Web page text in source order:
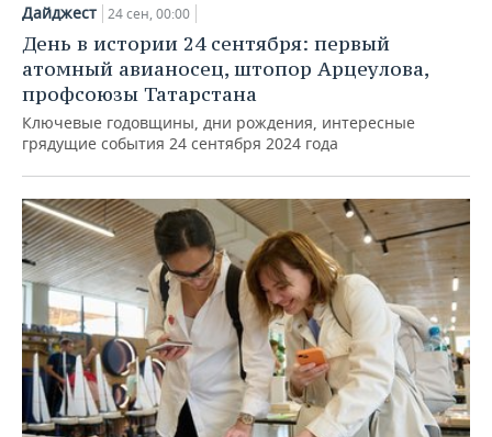
Дайджест 24 сен, 00:00
День в истории 24 сентября: первый
атомный авианосец, штопор Арцеулова,
профсоюзы Татарстана
Ключевые годовщины, дни рождения, интересные
грядущие события 24 сентября 2024 года